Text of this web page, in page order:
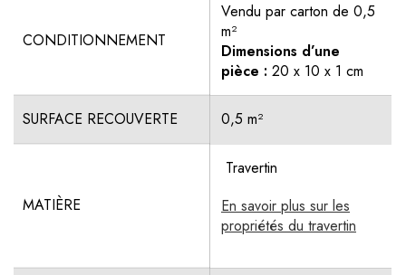
CONDITIONNEMENT
Vendu par carton de 0,5
m²
Dimensions d’une
pièce : 20 x 10 x 1 cm
SURFACE RECOUVERTE 0,5 m²
MATIÈRE
Travertin
En savoir plus sur les
propriétés du travertin